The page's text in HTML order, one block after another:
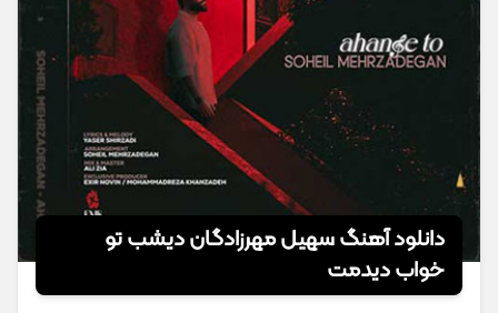
دانلود آهنگ سهیل مهرزادگان دیشب تو
خواب دیدمت